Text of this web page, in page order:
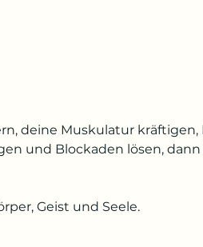
deine Muskulatur
und Blockaden lösen,
Geist und Seele.